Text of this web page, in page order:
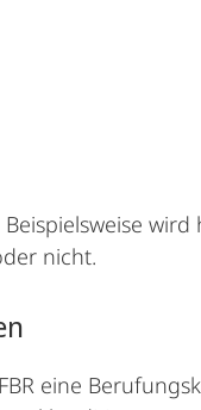
nicht.
eine